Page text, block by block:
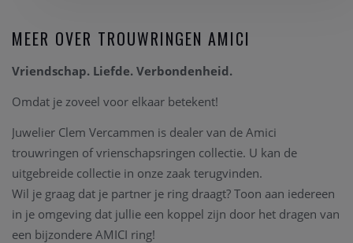
MEER OVER TROUWRINGEN AMICI
Vriendschap. Liefde. Verbondenheid.
Omdat je zoveel voor elkaar betekent!
Juwelier Clem Vercammen is dealer van de Amici
trouwringen of vrienschapsringen collectie. U kan de
uitgebreide collectie in onze zaak terugvinden.
Wil je graag dat je partner je ring draagt? Toon aan iedereen
in je omgeving dat jullie een koppel zijn door het dragen van
een bijzondere AMICI ring!